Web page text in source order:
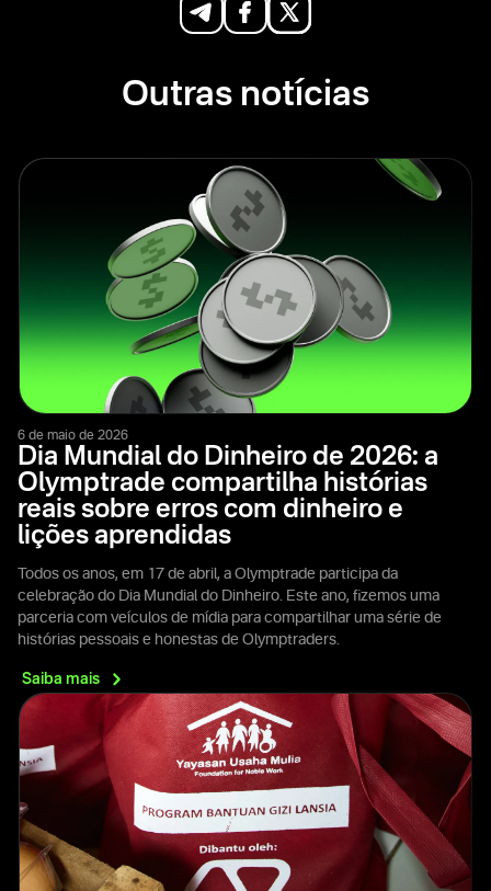
Outras notícias
6 de maio de 2026
Dia Mundial do Dinheiro de 2026: a
Olymptrade compartilha histórias
reais sobre erros com dinheiro e
lições aprendidas
Todos os anos, em 17 de abril, a Olymptrade participa da
celebração do Dia Mundial do Dinheiro. Este ano, fizemos uma
parceria com veículos de mídia para compartilhar uma série de
histórias pessoais e honestas de Olymptraders.
Saiba mais